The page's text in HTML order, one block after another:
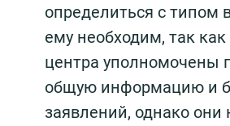
определиться с типом
ему необходим, так
центра уполномочены
общую информацию и
заявлений, однако